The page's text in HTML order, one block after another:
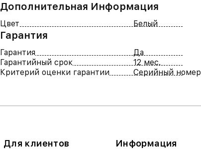
Дополнительная Информация
Цвет Белый
Гарантия
Гарантия
Да
Гарантийный срок
12 мес.
Критерий оценки гарантии
Серийный номер
Для клиентов Информация